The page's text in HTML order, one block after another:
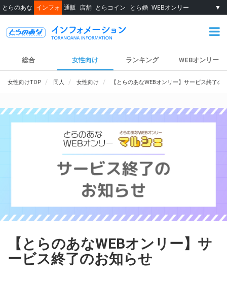
とらのあな インフォ 通販 店舗 とらコイン とら婚 WEBオンリー ▼
総合 女性向け ランキング WEBオンリー
女性向けTOP 同人 女性向け 【とらのあなWEBオンリー】サービス終了の
【とらのあなWEBオンリー】サ
ービス終了のお知らせ